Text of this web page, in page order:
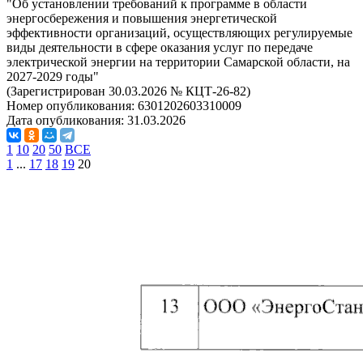
"Об установлении требований к программе в области
энергосбережения и повышения энергетической
эффективности организаций, осуществляющих регулируемые
виды деятельности в сфере оказания услуг по передаче
электрической энергии на территории Самарской области, на
2027-2029 годы"
(Зарегистрирован 30.03.2026 № КЦТ-26-82)
Номер опубликования: 6301202603310009
Дата опубликования: 31.03.2026
1 10 20 50 ВСЕ
1 ... 17 18 19 20